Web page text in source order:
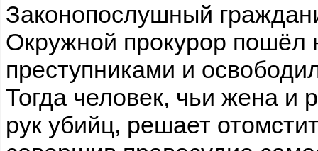
Законопослушный
Окружной прокурор пошёл
преступниками и
Тогда человек, чьи жена и
рук убийц, решает